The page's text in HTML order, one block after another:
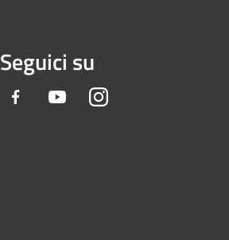
Seguici su
Facebook YoutubeInstagram